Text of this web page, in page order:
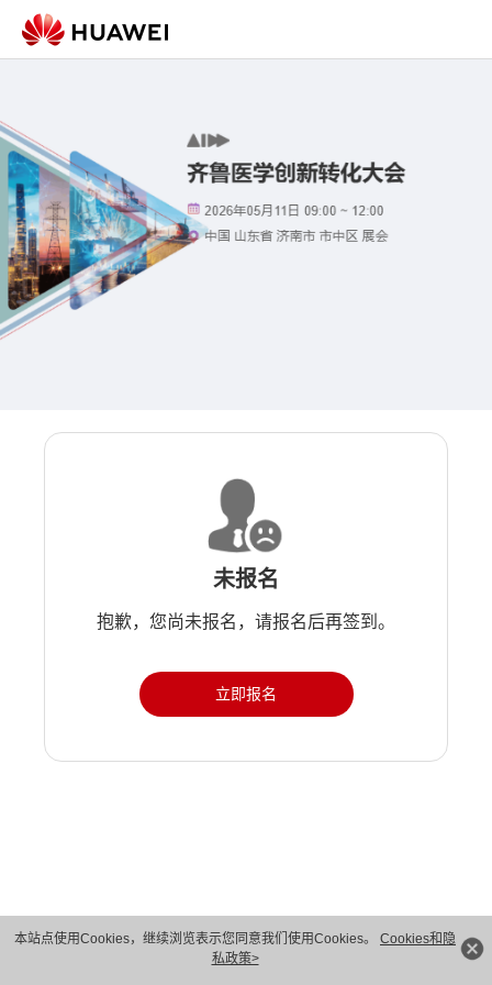
本站点使用Cookies，继续浏览表示您同意我们使用Cookies。 Cookies和隐
私政策>
未报名
抱歉，您尚未报名，请报名后再签到。
立即报名
版权所有 © 华为技术有限公司 1998-2026。 保留一切权利。粤A2-20044005号
隐私保护
法律声明